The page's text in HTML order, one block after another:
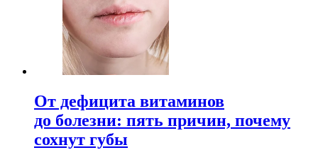
От дефицита витаминов
до болезни: пять причин, почему
сохнут губы